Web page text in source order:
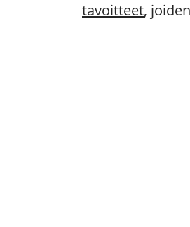
tavoitteet,